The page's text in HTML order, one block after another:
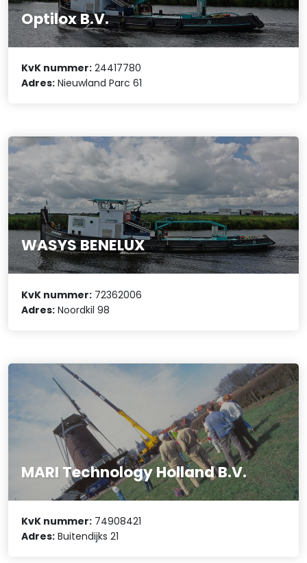
Optilox B.V.
KvK nummer: 24417780
Adres: Nieuwland Parc 61
WASYS BENELUX
KvK nummer: 72362006
Adres: Noordkil 98
MARI Technology Holland B.V.
KvK nummer: 74908421
Adres: Buitendijks 21